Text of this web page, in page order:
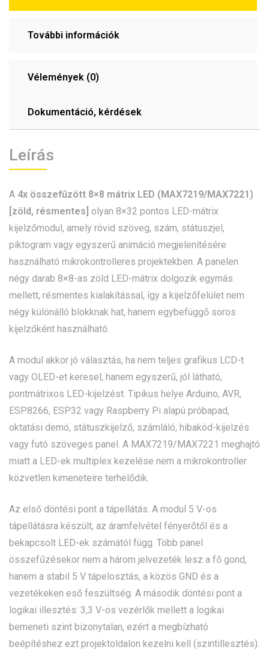
További információk
Vélemények (0)
Dokumentáció, kérdések
Leírás
A 4x összefűzött 8×8 mátrix LED (MAX7219/MAX7221)
[zöld, résmentes] olyan 8×32 pontos LED-mátrix
kijelzőmodul, amely rövid szöveg, szám, státuszjel,
piktogram vagy egyszerű animáció megjelenítésére
használható mikrokontrolleres projektekben. A panelen
négy darab 8×8-as zöld LED-mátrix dolgozik egymás
mellett, résmentes kialakítással, így a kijelzőfelület nem
négy különálló blokknak hat, hanem egybefüggő soros
kijelzőként használható.
A modul akkor jó választás, ha nem teljes grafikus LCD-t
vagy OLED-et keresel, hanem egyszerű, jól látható,
pontmátrixos LED-kijelzést. Tipikus helye Arduino, AVR,
ESP8266, ESP32 vagy Raspberry Pi alapú próbapad,
oktatási demó, státuszkijelző, számláló, hibakód-kijelzés
vagy futó szöveges panel. A MAX7219/MAX7221 meghajtó
miatt a LED-ek multiplex kezelése nem a mikrokontroller
közvetlen kimeneteire terhelődik.
Az első döntési pont a tápellátás. A modul 5 V-os
tápellátásra készült, az áramfelvétel fényerőtől és a
bekapcsolt LED-ek számától függ. Több panel
összefűzésekor nem a három jelvezeték lesz a fő gond,
hanem a stabil 5 V tápelosztás, a közös GND és a
vezetékeken eső feszültség. A második döntési pont a
logikai illesztés: 3,3 V-os vezérlők mellett a logikai
bemeneti szint bizonytalan, ezért a megbízható
beépítéshez ezt projektoldalon kezelni kell (szintillesztés).